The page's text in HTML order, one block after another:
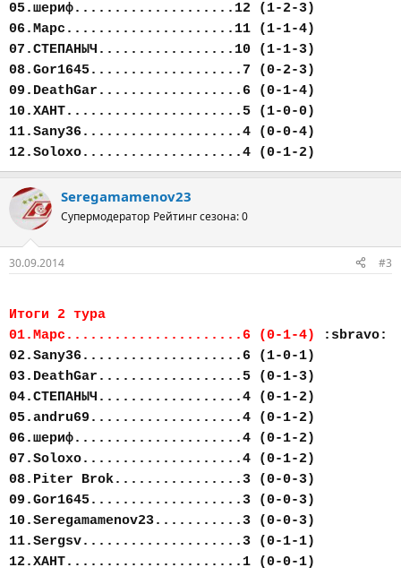
05.шериф....................12 (1-2-3)
06.Марс.....................11 (1-1-4)
07.СТЕПАНЫЧ.................10 (1-1-3)
08.Gor1645...................7 (0-2-3)
09.DeathGar..................6 (0-1-4)
10.ХАНТ......................5 (1-0-0)
11.Sany36....................4 (0-0-4)
12.Soloxo....................4 (0-1-2)
Seregamamenov23
Супермодератор Рейтинг сезона: 0
30.09.2014 #3
Итоги 2 тура
01.Марс......................6 (0-1-4)
:sbravo:
02.Sany36....................6 (1-0-1)
03.DeathGar..................5 (0-1-3)
04.СТЕПАНЫЧ..................4 (0-1-2)
05.andru69...................4 (0-1-2)
06.шериф.....................4 (0-1-2)
07.Soloxo....................4 (0-1-2)
08.Piter Brok................3 (0-0-3)
09.Gor1645...................3 (0-0-3)
10.Seregamamenov23...........3 (0-0-3)
11.Sergsv....................3 (0-1-1)
12.ХАНТ......................1 (0-0-1)